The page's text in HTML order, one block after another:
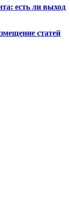
есть ли выход
статей